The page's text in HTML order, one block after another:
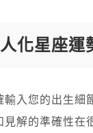
化星座運
入您的出生細
解的準確性在